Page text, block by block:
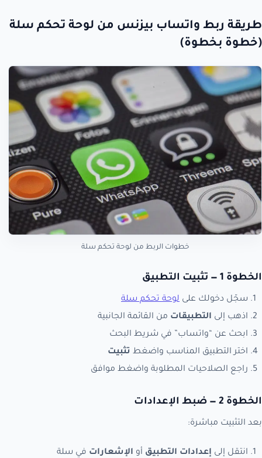
طريقة ربط واتساب بيزنس من لوحة تحكم سلة
(خطوة بخطوة)
خطوات الربط من لوحة تحكم سلة
الخطوة 1 — تثبيت التطبيق
سجّل دخولك على لوحة تحكم سلة
اذهب إلى التطبيقات من القائمة الجانبية
ابحث عن “واتساب” في شريط البحث
اختر التطبيق المناسب واضغط تثبيت
راجع الصلاحيات المطلوبة واضغط موافق
الخطوة 2 — ضبط الإعدادات
بعد التثبيت مباشرة:
انتقل إلى إعدادات التطبيق أو الإشعارات في سلة